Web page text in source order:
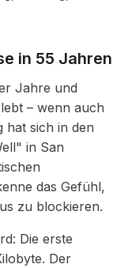
in 55 Jahren
Jahre und
– wenn auch
hat sich in den
in San
das Gefühl,
zu blockieren.
Die erste
Der